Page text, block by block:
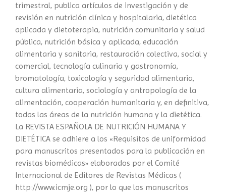
trimestral, publica artículos de investigación y de
revisión en nutrición clínica y hospitalaria, dietética
aplicada y dietoterapia, nutrición comunitaria y salud
pública, nutrición básica y aplicada, educación
alimentaria y sanitaria, restauración colectiva, social y
comercial, tecnología culinaria y gastronomía,
bromatología, toxicología y seguridad alimentaria,
cultura alimentaria, sociología y antropología de la
alimentación, cooperación humanitaria y, en definitiva,
todas las áreas de la nutrición humana y la dietética.
La REVISTA ESPAÑOLA DE NUTRICIÓN HUMANA Y
DIETÉTICA se adhiere a los «Requisitos de uniformidad
para manuscritos presentados para la publicación en
revistas biomédicas» elaborados por el Comité
Internacional de Editores de Revistas Médicas (
http://www.icmje.org ), por lo que los manuscritos